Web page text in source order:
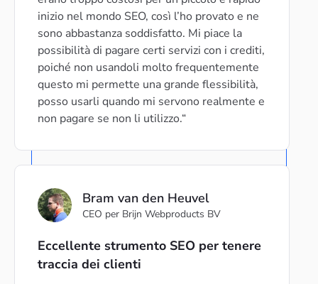
inizio nel mondo SEO, così l’ho provato e ne
sono abbastanza soddisfatto. Mi piace la
possibilità di pagare certi servizi con i crediti,
poiché non usandoli molto frequentemente
questo mi permette una grande flessibilità,
posso usarli quando mi servono realmente e
non pagare se non li utilizzo.
Bram van den Heuvel
CEO per Brijn Webproducts BV
Eccellente strumento SEO per tenere
traccia dei clienti